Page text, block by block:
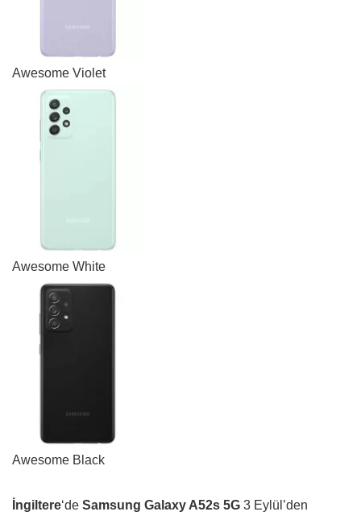
Awesome Violet
Awesome White
Awesome Black
İngiltere‘de Samsung Galaxy A52s 5G 3 Eylül’den